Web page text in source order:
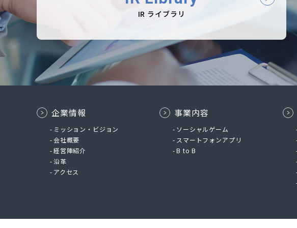
IR ライブラリ
企業情報
ミッション・ビジョン
会社概要
経営陣紹介
沿革
アクセス
事業内容
ソーシャルゲーム
スマートフォンアプリ
B to B